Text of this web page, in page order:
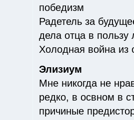
победизм
Радетель за
дела отца в
Холодная война из
Элизиум
Мне никогда не
редко, в освном в
причиные